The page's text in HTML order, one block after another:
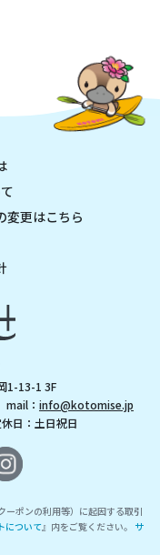
変更はこちら
1-13-1 3F
： info@kotomise.jp
日：土日祝日
ーポンの利用等）に起因する取引
について』内をご覧ください。 サ